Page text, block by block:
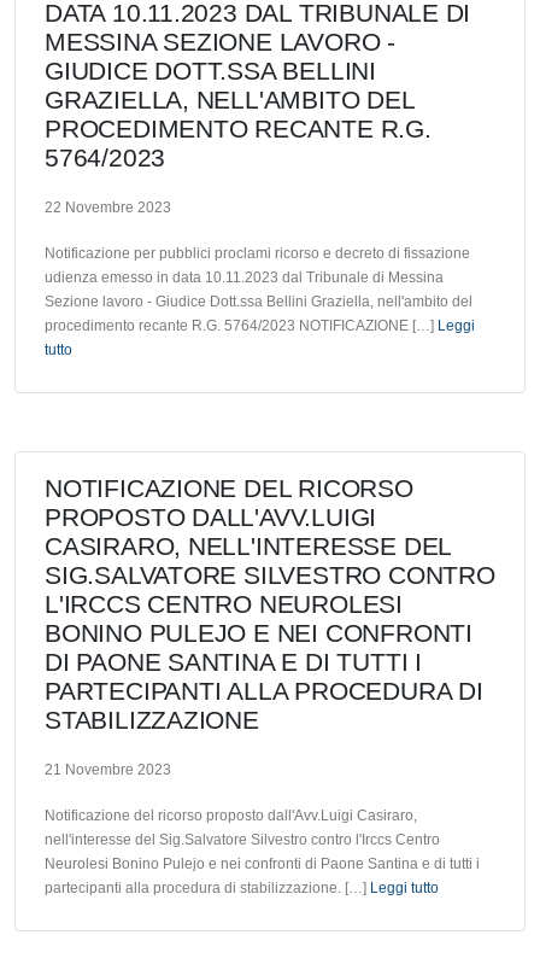
DATA 10.11.2023 DAL TRIBUNALE DI
MESSINA SEZIONE LAVORO -
GIUDICE DOTT.SSA BELLINI
GRAZIELLA, NELL'AMBITO DEL
PROCEDIMENTO RECANTE R.G.
5764/2023
22 Novembre 2023
Notificazione per pubblici proclami ricorso e decreto di fissazione
udienza emesso in data 10.11.2023 dal Tribunale di Messina
Sezione lavoro - Giudice Dott.ssa Bellini Graziella, nell'ambito del
procedimento recante R.G. 5764/2023 NOTIFICAZIONE […] Leggi
tutto
NOTIFICAZIONE DEL RICORSO
PROPOSTO DALL'AVV.LUIGI
CASIRARO, NELL'INTERESSE DEL
SIG.SALVATORE SILVESTRO CONTRO
L'IRCCS CENTRO NEUROLESI
BONINO PULEJO E NEI CONFRONTI
DI PAONE SANTINA E DI TUTTI I
PARTECIPANTI ALLA PROCEDURA DI
STABILIZZAZIONE
21 Novembre 2023
Notificazione del ricorso proposto dall'Avv.Luigi Casiraro,
nell'interesse del Sig.Salvatore Silvestro contro l'Irccs Centro
Neurolesi Bonino Pulejo e nei confronti di Paone Santina e di tutti i
partecipanti alla procedura di stabilizzazione. […] Leggi tutto